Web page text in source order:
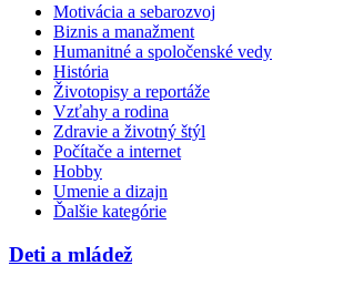
Motivácia a sebarozvoj
Biznis a manažment
Humanitné a spoločenské vedy
História
Životopisy a reportáže
Vzťahy a rodina
Zdravie a životný štýl
Počítače a internet
Hobby
Umenie a dizajn
Ďalšie kategórie
Deti a mládež